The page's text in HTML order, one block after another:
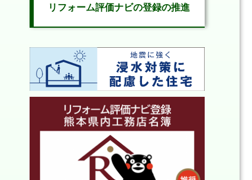
リフォーム評価ナビの登録の推進